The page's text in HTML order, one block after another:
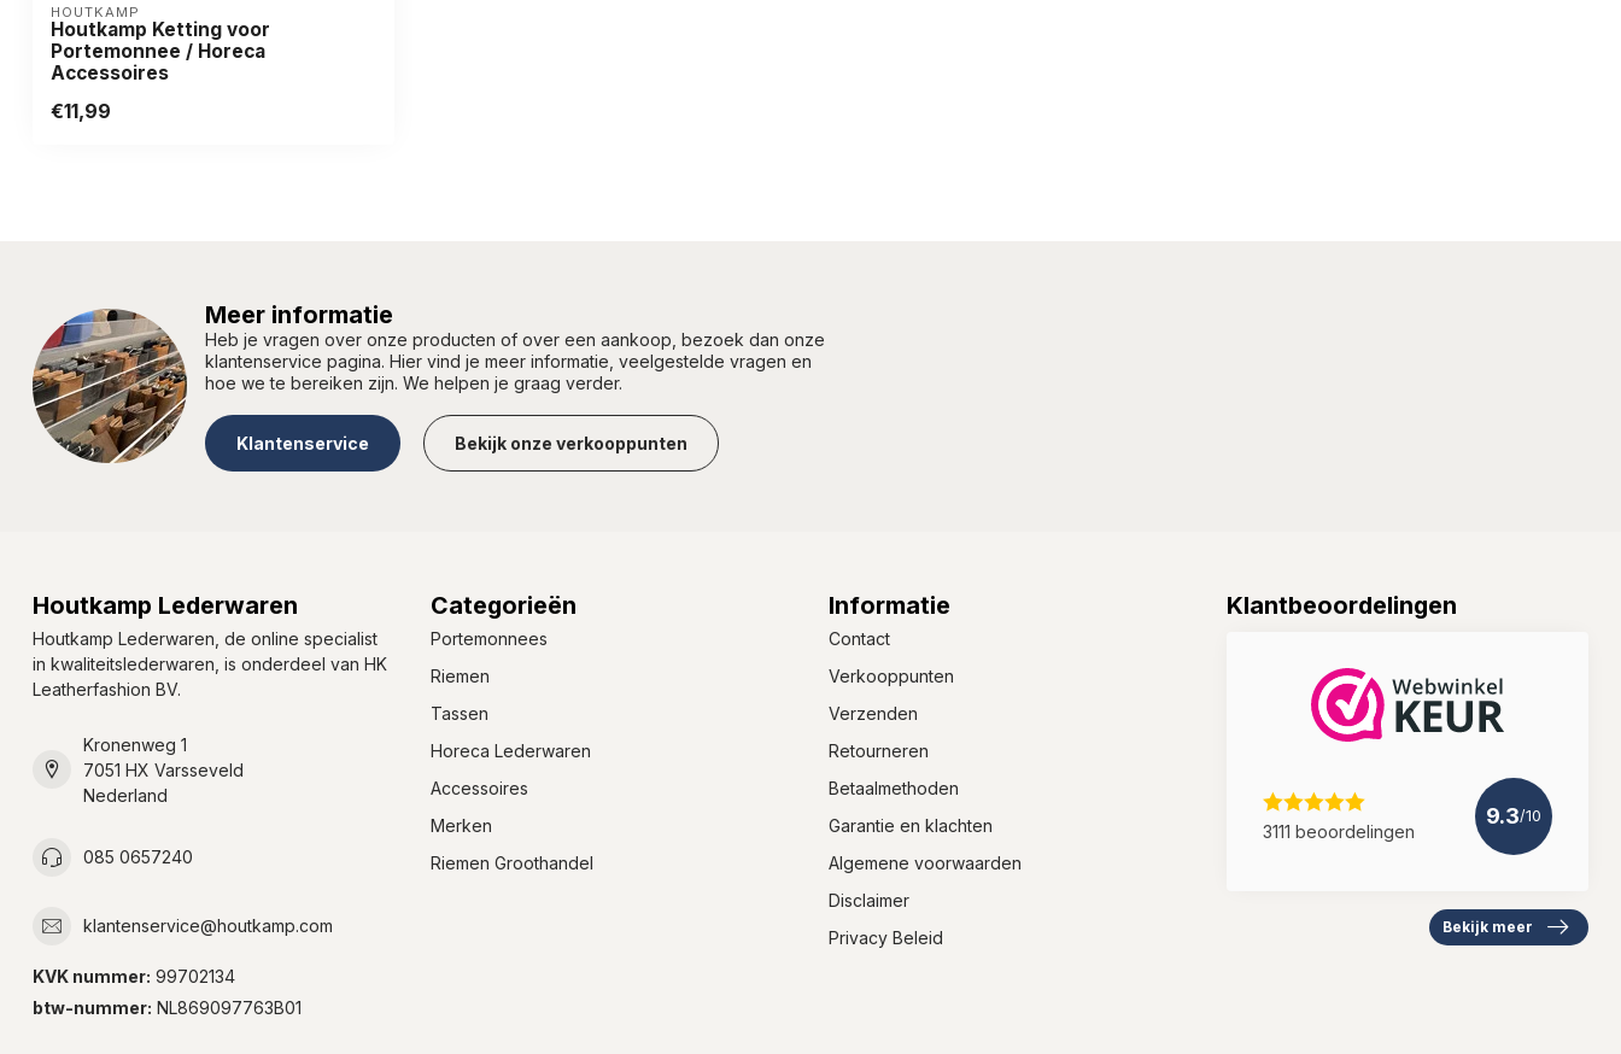
HOUTKAMP
Houtkamp Ketting voor
Portemonnee / Horeca
Accessoires
€11,99
Meer informatie
Heb je vragen over onze producten of over een aankoop, bezoek dan onze
klantenservice pagina. Hier vind je meer informatie, veelgestelde vragen en
hoe we te bereiken zijn. We helpen je graag verder.
Klantenservice Bekijk onze verkooppunten
Houtkamp Lederwaren
Houtkamp Lederwaren, de online specialist
in kwaliteitslederwaren, is onderdeel van HK
Leatherfashion BV.
Kronenweg 1
7051 HX Varsseveld
Nederland
085 0657240
klantenservice@houtkamp.com
KVK nummer: 99702134
btw-nummer: NL869097763B01
Categorieën
Portemonnees
Riemen
Tassen
Horeca Lederwaren
Accessoires
Merken
Riemen Groothandel
Informatie
Contact
Verkooppunten
Verzenden
Retourneren
Betaalmethoden
Garantie en klachten
Algemene voorwaarden
Disclaimer
Privacy Beleid
Klantbeoordelingen
3111 beoordelingen
9.3/10
Bekijk meer